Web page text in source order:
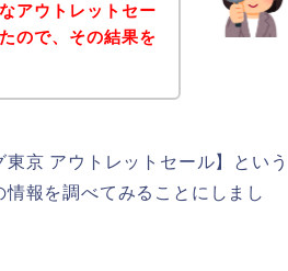
アウトレットセー
ので、その結果を
京 アウトレットセール】という
報を調べてみることにしまし